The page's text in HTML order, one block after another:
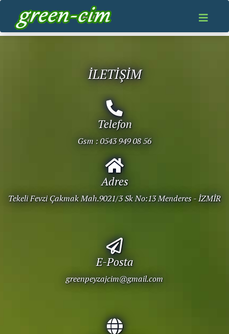
İLETİŞİM
Telefon
Gsm :0543 949 08 56
Adres
Tekeli Fevzi Çakmak Mah.9021/3 Sk No:13 Menderes - İZMİR
E-Posta
greenpeyzajcim@gmail.com